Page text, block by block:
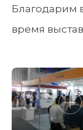
Благодарим
время